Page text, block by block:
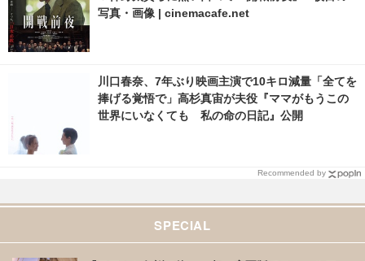
写真・画像 | cinemacafe.net
川口春奈、7年ぶり映画主演で10キロ減量「全てを
捧げる覚悟で」高杉真宙が夫役『ママがもうこの
世界にいなくても 私の命の日記』公開
Recommended by
SPECIAL